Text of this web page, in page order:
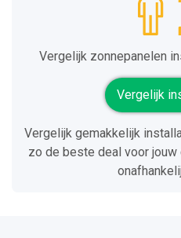
Vergelijk zonnepanelen
Vergelijk
Vergelijk gemakkelijk
zo de beste deal voor